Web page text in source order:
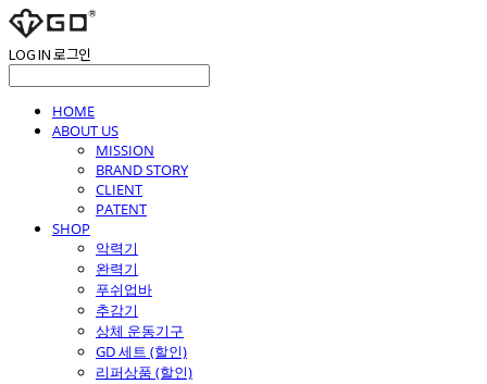
LOG IN로그인
HOME
ABOUT US
MISSION
BRAND STORY
CLIENT
PATENT
SHOP
악력기
완력기
푸쉬업바
추감기
상체 운동기구
GD 세트 (할인)
리퍼상품 (할인)